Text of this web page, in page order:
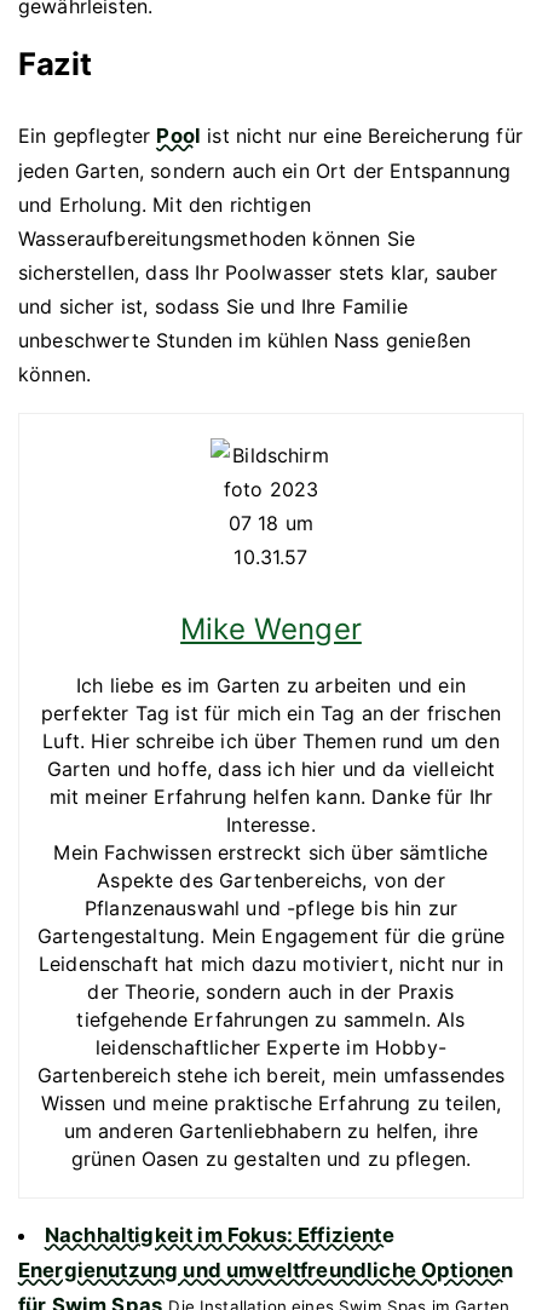
gewährleisten.
Fazit
Ein gepflegter Pool ist nicht nur eine Bereicherung für
jeden Garten, sondern auch ein Ort der Entspannung
und Erholung. Mit den richtigen
Wasseraufbereitungsmethoden können Sie
sicherstellen, dass Ihr Poolwasser stets klar, sauber
und sicher ist, sodass Sie und Ihre Familie
unbeschwerte Stunden im kühlen Nass genießen
können.
Mike Wenger
Ich liebe es im Garten zu arbeiten und ein
perfekter Tag ist für mich ein Tag an der frischen
Luft. Hier schreibe ich über Themen rund um den
Garten und hoffe, dass ich hier und da vielleicht
mit meiner Erfahrung helfen kann. Danke für Ihr
Interesse.
Mein Fachwissen erstreckt sich über sämtliche
Aspekte des Gartenbereichs, von der
Pflanzenauswahl und -pflege bis hin zur
Gartengestaltung. Mein Engagement für die grüne
Leidenschaft hat mich dazu motiviert, nicht nur in
der Theorie, sondern auch in der Praxis
tiefgehende Erfahrungen zu sammeln. Als
leidenschaftlicher Experte im Hobby-
Gartenbereich stehe ich bereit, mein umfassendes
Wissen und meine praktische Erfahrung zu teilen,
um anderen Gartenliebhabern zu helfen, ihre
grünen Oasen zu gestalten und zu pflegen.
Nachhaltigkeit im Fokus: Effiziente
Energienutzung und umweltfreundliche Optionen